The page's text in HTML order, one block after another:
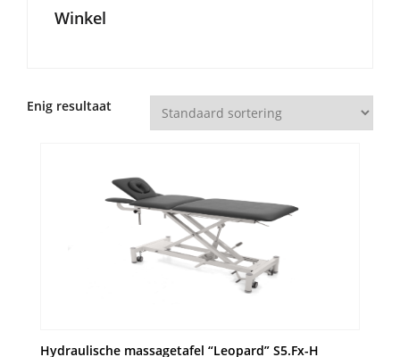
Winkel
Enig resultaat
Hydraulische massagetafel “Leopard” S5.Fx-H